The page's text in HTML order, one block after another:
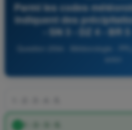
Parmi les codes
indiquent des
- SN 3 - DZ 4 - BR
1 - 2 - 3 - 5.